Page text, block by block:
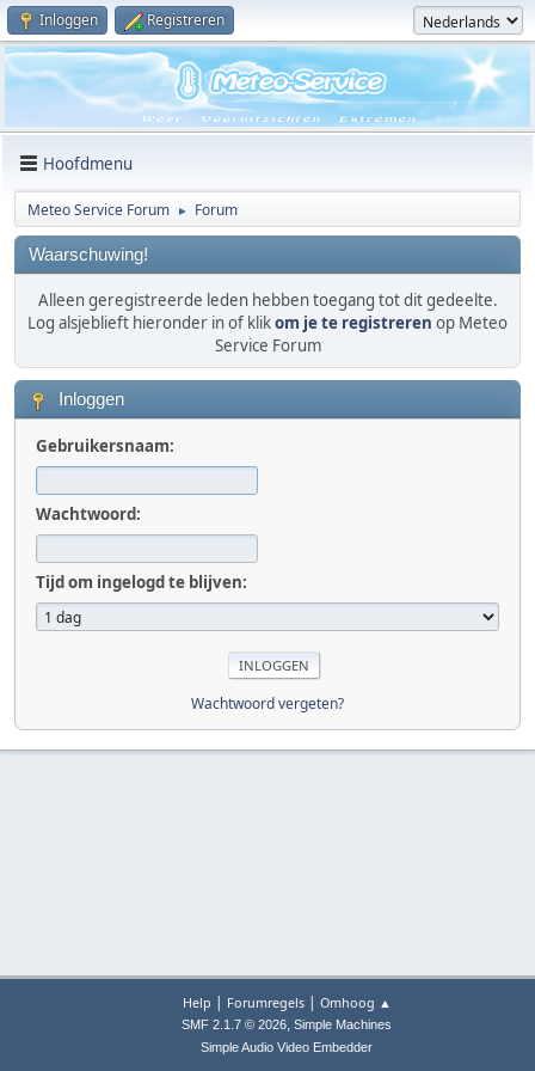
Inloggen Registreren
Hoofdmenu
Meteo Service Forum ► Forum
Waarschuwing!
Alleen geregistreerde leden hebben toegang tot dit gedeelte.
Log alsjeblieft hieronder in of klikom je te registreren op Meteo
Service Forum
Inloggen
Gebruikersnaam:
Wachtwoord:
Tijd om ingelogd te blijven:
Wachtwoord vergeten?
Help | Forumregels| Omhoog ▲
SMF 2.1.7 © 2026, Simple Machines
Simple Audio Video Embedder